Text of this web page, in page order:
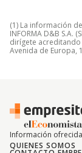
(1) La información
INFORMA D&B S.A.
dirígete
Avenida de Europa,
Información
QUIENES SOMOS